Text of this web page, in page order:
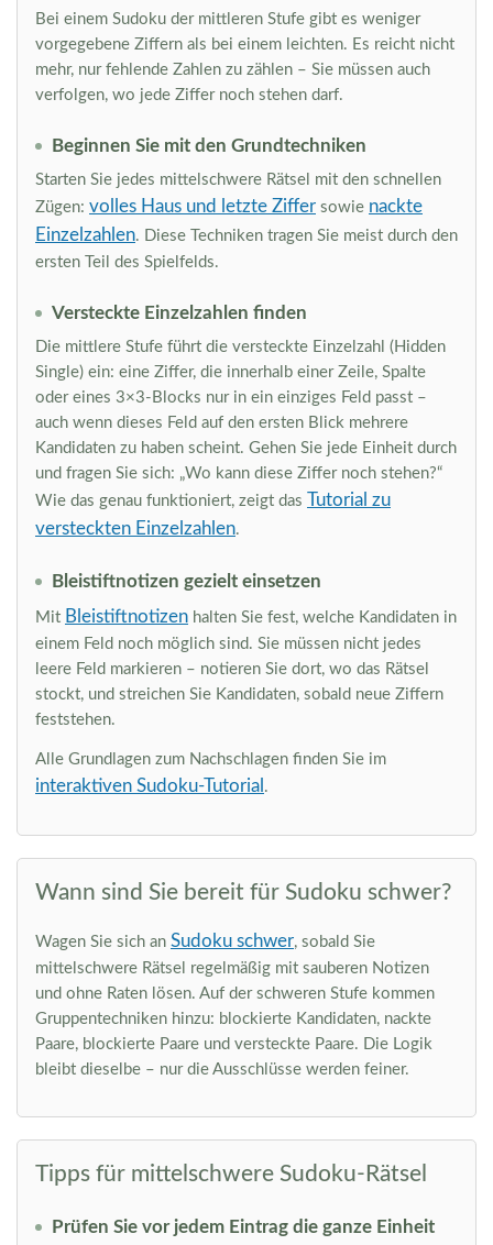
Bei einem Sudoku der mittleren Stufe gibt es weniger
vorgegebene Ziffern als bei einem leichten. Es reicht nicht
mehr, nur fehlende Zahlen zu zählen – Sie müssen auch
verfolgen, wo jede Ziffer noch stehen darf.
Beginnen Sie mit den Grundtechniken
Starten Sie jedes mittelschwere Rätsel mit den schnellen
Zügen: volles Haus und letzte Ziffer sowie nackte
Einzelzahlen. Diese Techniken tragen Sie meist durch den
ersten Teil des Spielfelds.
Versteckte Einzelzahlen finden
Die mittlere Stufe führt die versteckte Einzelzahl (Hidden
Single) ein: eine Ziffer, die innerhalb einer Zeile, Spalte
oder eines 3×3-Blocks nur in ein einziges Feld passt –
auch wenn dieses Feld auf den ersten Blick mehrere
Kandidaten zu haben scheint. Gehen Sie jede Einheit durch
und fragen Sie sich: „Wo kann diese Ziffer noch stehen?“
Wie das genau funktioniert, zeigt das Tutorial zu
versteckten Einzelzahlen.
Bleistiftnotizen gezielt einsetzen
Mit Bleistiftnotizen halten Sie fest, welche Kandidaten in
einem Feld noch möglich sind. Sie müssen nicht jedes
leere Feld markieren – notieren Sie dort, wo das Rätsel
stockt, und streichen Sie Kandidaten, sobald neue Ziffern
feststehen.
Alle Grundlagen zum Nachschlagen finden Sie im
interaktiven Sudoku-Tutorial .
Wann sind Sie bereit für Sudoku schwer?
Wagen Sie sich an Sudoku schwer, sobald Sie
mittelschwere Rätsel regelmäßig mit sauberen Notizen
und ohne Raten lösen. Auf der schweren Stufe kommen
Gruppentechniken hinzu: blockierte Kandidaten, nackte
Paare, blockierte Paare und versteckte Paare. Die Logik
bleibt dieselbe – nur die Ausschlüsse werden feiner.
Tipps für mittelschwere Sudoku-Rätsel
Prüfen Sie vor jedem Eintrag die ganze Einheit